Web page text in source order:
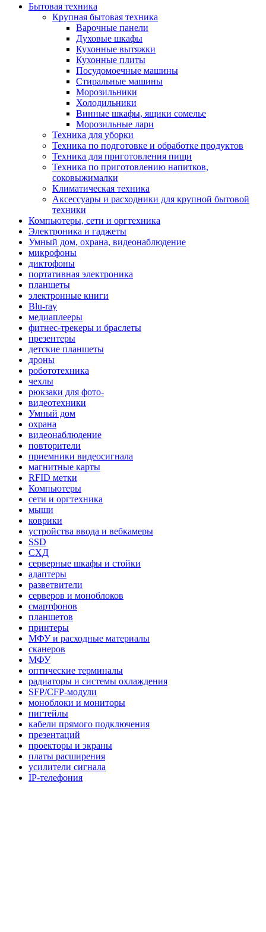
Бытовая техника
Крупная бытовая техника
Варочные панели
Духовые шкафы
Кухонные вытяжки
Кухонные плиты
Посудомоечные машины
Стиральные машины
Морозильники
Холодильники
Винные шкафы, ящики сомелье
Морозильные лари
Техника для уборки
Техника по подготовке и обработке продуктов
Техника для приготовления пищи
Техника по приготовлению напитков,
соковыжималки
Климатическая техника
Аксессуары и расходники для крупной бытовой
техники
Компьютеры, сети и оргтехника
Электроника и гаджеты
Умный дом, охрана, видеонаблюдение
микрофоны
диктофоны
портативная электроника
планшеты
электронные книги
Blu-ray
медиаплееры
фитнес-трекеры и браслеты
презентеры
детские планшеты
дроны
робототехника
чехлы
рюкзаки для фото-
видеотехники
Умный дом
охрана
видеонаблюдение
повторители
приемники видеосигнала
магнитные карты
RFID метки
Компьютеры
сети и оргтехника
мыши
коврики
устройства ввода и вебкамеры
SSD
СХД
серверные шкафы и стойки
адаптеры
разветвители
серверов и моноблоков
смартфонов
планшетов
принтеры
МФУ и расходные материалы
сканеров
МФУ
оптические терминалы
радиаторы и системы охлаждения
SFP/CFP-модули
моноблоки и мониторы
пигтейлы
кабели прямого подключения
презентаций
проекторы и экраны
платы расширения
усилители сигнала
IP-телефония